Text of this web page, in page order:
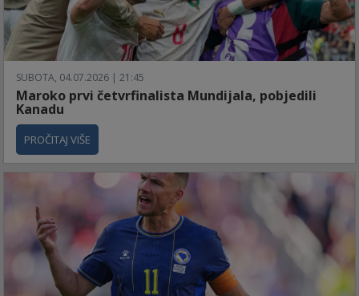
SUBOTA, 04.07.2026 | 21:45
Maroko prvi četvrfinalista Mundijala, pobjedili
Kanadu
PROČITAJ VIŠE